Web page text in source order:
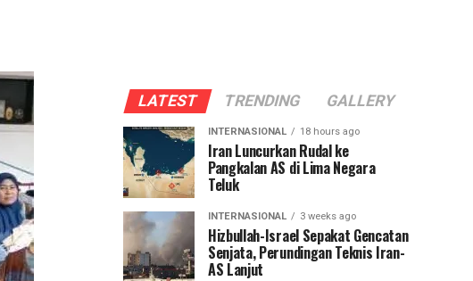
LATEST TRENDING GALLERY
INTERNASIONAL 18 hours ago
Iran Luncurkan Rudal ke
Pangkalan AS di Lima Negara
Teluk
INTERNASIONAL 3 weeks ago
Hizbullah-Israel Sepakat Gencatan
Senjata, Perundingan Teknis Iran-
AS Lanjut